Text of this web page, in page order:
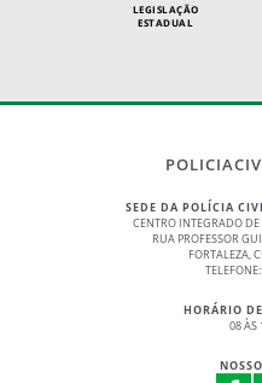
LEGISLAÇÃO
ESTADUAL
SEDE DA POLÍCIA
CENTRO INTEGRADO
RUA PROFESSOR
FORTALEZA,
HORÁRIO
08 ÀS